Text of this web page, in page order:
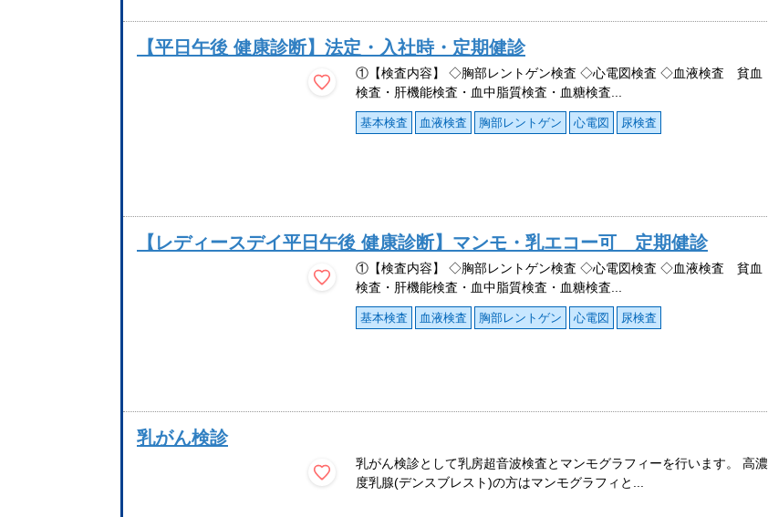
【平日午後 健康診断】法定・入社時・定期健診
①【検査内容】 ◇胸部レントゲン検査 ◇心電図検査 ◇血液検査 貧血
検査・肝機能検査・血中脂質検査・血糖検査...
基本検査 血液検査 胸部レントゲン 心電図 尿検査
【レディースデイ平日午後 健康診断】マンモ・乳エコー可 定期健診
①【検査内容】 ◇胸部レントゲン検査 ◇心電図検査 ◇血液検査 貧血
検査・肝機能検査・血中脂質検査・血糖検査...
基本検査 血液検査 胸部レントゲン 心電図 尿検査
乳がん検診
乳がん検診として乳房超音波検査とマンモグラフィーを行います。 高濃
度乳腺(デンスブレスト)の方はマンモグラフィと...